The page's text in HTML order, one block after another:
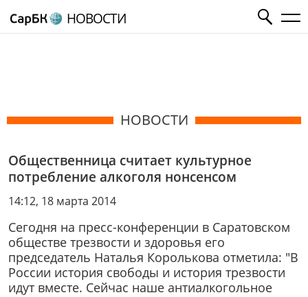
НОВОСТИ
НОВОСТИ
Общественница считает культурное
потребление алкоголя нонсенсом
14:12, 18 марта 2014
Сегодня на пресс-конференции в Саратовском
обществе трезвости и здоровья его
председатель Наталья Королькова отметила: "В
России история свободы и история трезвости
идут вместе. Сейчас наше антиалкогольное